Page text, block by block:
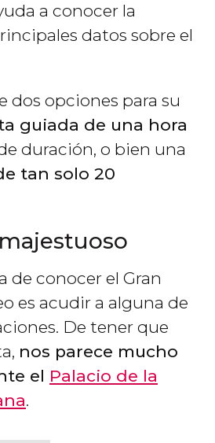
a conocer la
datos sobre el
dos opciones para su
guiada de una hora
duración, o bien una
tan solo 20
de conocer el Gran
es acudir a alguna de
De tener que
nos parece mucho
el Palacio de la
.